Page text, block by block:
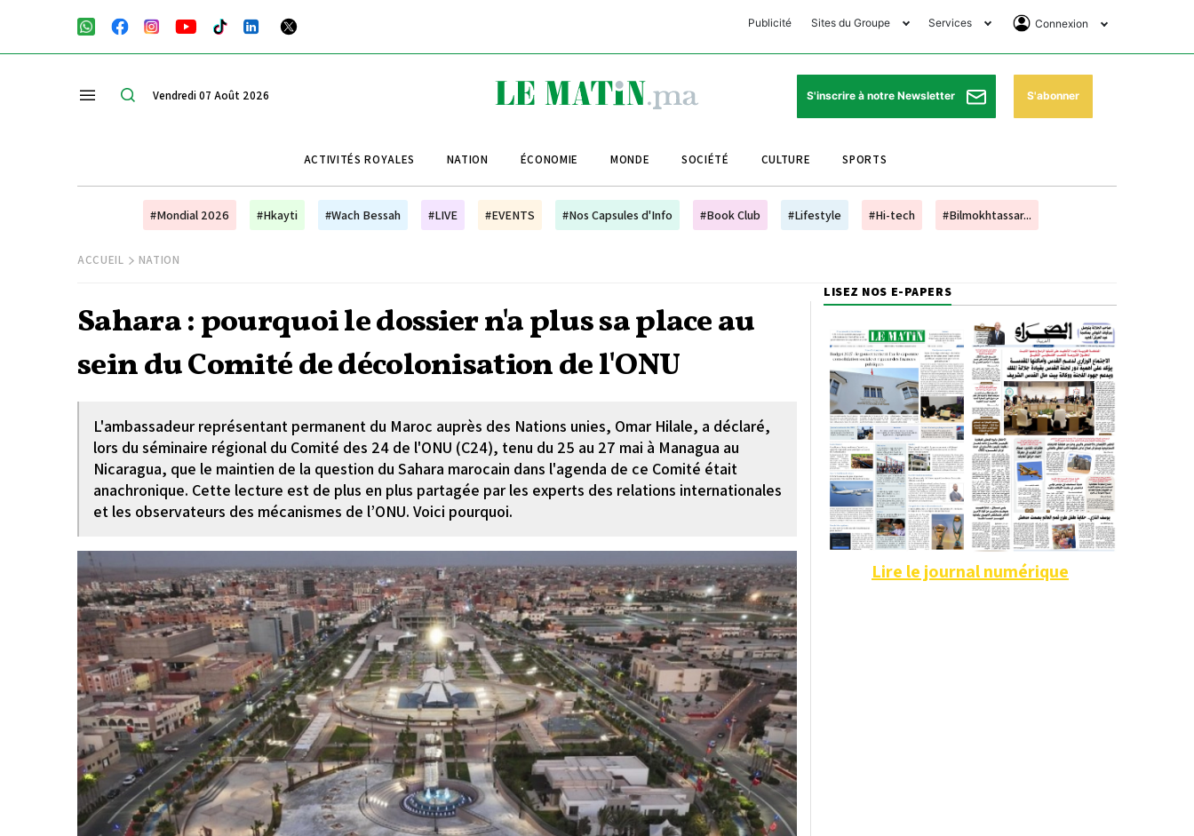
Publicité Sites du Groupe
Club Avantages
Le Matin Sports
Le Matin Store
Le Matin Annonces
Morocco Today Forum
Bookclub
Services
Horaires de prières
Pharmacies de garde
Programme TV
Cinéma
Connexion
Se Connecter
Abonnement
Vendredi 07 Août 2026 S'inscrire à notre Newsletter S'abonner
ACTIVITÉS ROYALES NATION ÉCONOMIE MONDE SOCIÉTÉ CULTURE SPORTS
#Mondial 2026 #Hkayti #Wach Bessah #LIVE #EVENTS #Nos Capsules d'Info #Book Club #Lifestyle #Hi-tech #Bilmokhtassar...
ACCUEIL NATION
Sahara : pourquoi le dossier n'a plus sa place au
sein du Comité de décolonisation de l'ONU
L'ambassadeur représentant permanent du Maroc auprès des Nations unies, Omar Hilale, a déclaré,
lors du séminaire régional du Comité des 24 de l'ONU (C24), tenu du 25 au 27 mai à Managua au
Nicaragua, que le maintien de la question du Sahara marocain dans l'agenda de ce Comité était
anachronique. Cette lecture est de plus en plus partagée par les experts des relations internationales
et les observateurs des mécanismes de l’ONU. Voici pourquoi.
LISEZ NOS E-PAPERS
Lire le journal numérique